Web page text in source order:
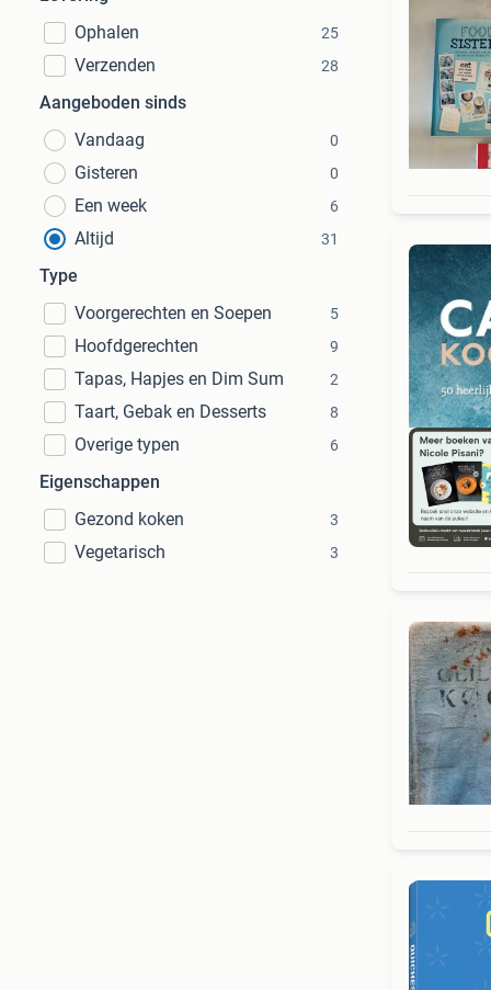
Ophalen
25
Verzenden 28
Aangeboden sinds
Vandaag
0
Gisteren 0
Een week 6
Altijd 31
Type
Voorgerechten en Soepen
5
Hoofdgerechten 9
Tapas, Hapjes en Dim Sum 2
Taart, Gebak en Desserts 8
Overige typen 6
Eigenschappen
Gezond koken
3
Vegetarisch 3